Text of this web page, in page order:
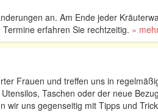
an. Am Ende jeder
erfahren Sie rechtzeitig. »
Frauen und treffen uns in
Taschen oder der neue
wir uns gegenseitig mit Tipps und